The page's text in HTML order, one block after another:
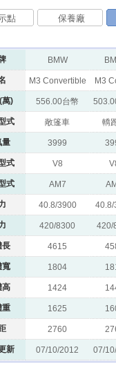
點 保養廠
BMW
M3 Convertible M3
萬) 556.00台幣
式 敞篷車 轎
量 3999
式 V8
式 AM7
40.8/3900 40.8/
420/8300 420/
長 4615
寬 1804
高 1424
重 1625
2760
新 07/10/2012 07/